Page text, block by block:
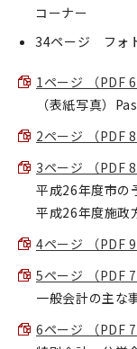
コーナー
34ページ フォ
1ページ （PDF
（表紙写真）
2ページ （PDF
3ページ （PDF
平成26年度市の
平成26年度施政
4ページ （PDF
5ページ （PDF
一般会計の主
6ページ （PDF